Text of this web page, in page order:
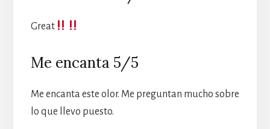
Great
Me encanta 5/5
Me encanta este olor. Me preguntan mucho sobre
lo que llevo puesto.